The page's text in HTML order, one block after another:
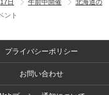
17日 午前中開催
北海道の
ント
プライバシーポリシー
お問い合わせ